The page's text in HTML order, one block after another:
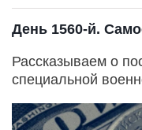
День 1560-й.
Рассказываем о
специальной